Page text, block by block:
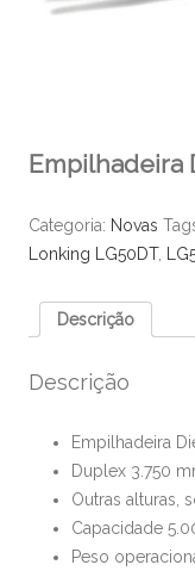
Empilhadeira
Categoria: Novas
Lonking LG50DT,
Descrição
Descrição
Empilhadeira
Duplex 3.750
Outras alturas,
Capacidade
Peso